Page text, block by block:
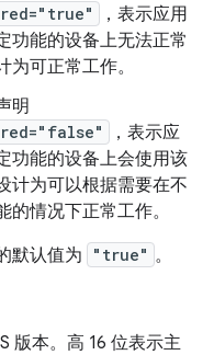
，表示应用
功能的设备上无法正常
可正常工作。
明
，表示应
功能的设备上会使用该
计为可以根据需要在不
的情况下正常工作。
默认值为 "true" 。
版本。高 16 位表示主